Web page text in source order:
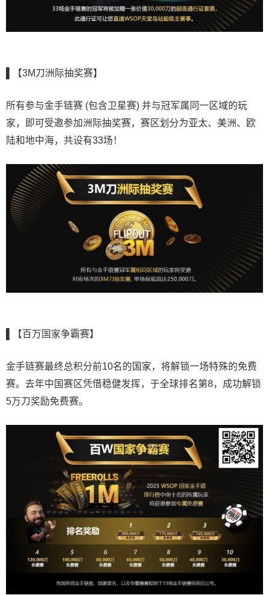
▌【3M刀洲际抽奖赛】
所有参与金手链赛 (包含卫星赛) 并与冠军属同一区域的玩
家，即可受邀参加洲际抽奖赛，赛区划分为亚太、美洲、欧
陆和地中海，共设有33场！
▌【百万国家争霸赛】
金手链赛最终总积分前10名的国家，将解锁一场特殊的免费
赛。去年中国赛区凭借稳健发挥，于全球排名第8，成功解锁
5万刀奖励免费赛。